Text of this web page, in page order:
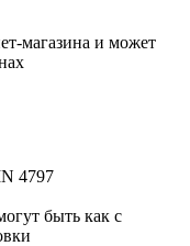
магазина и может
4797
быть как с